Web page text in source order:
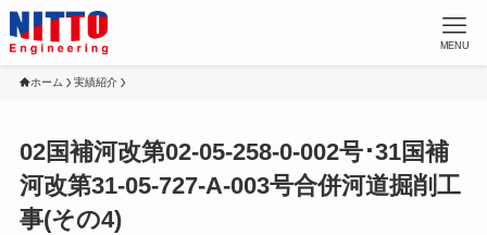
MENU
ホーム 実績紹介
02国補河改第02-05-258-0-002号･31国補
河改第31-05-727-A-003号合併河道掘削工
事(その4)